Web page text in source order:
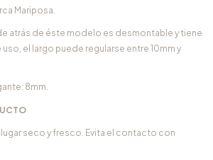
Mariposa.
atrás de éste modelo es desmontable y tiene
el largo puede regularse entre 10mm y
8mm.
lugar seco y fresco. Evita el contacto con